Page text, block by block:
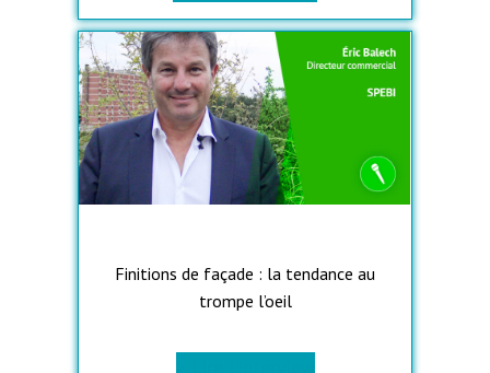
Finitions de façade : la tendance au
trompe l’oeil